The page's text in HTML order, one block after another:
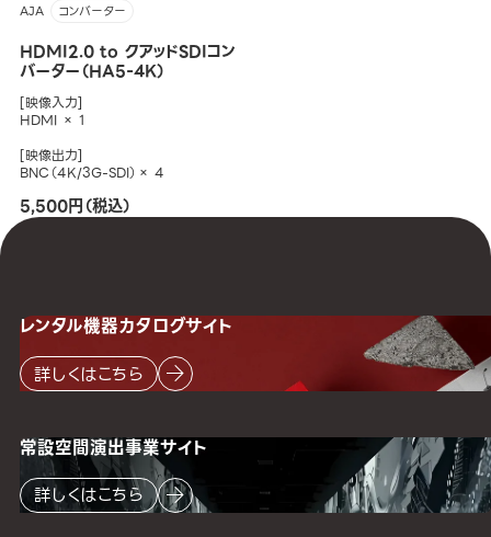
AJA コンバーター
HDMI2.0 to クアッドSDIコン
バーター（HA5-4K）
[映像入力]
HDMI × 1
[映像出力]
BNC（4K/3G-SDI）× 4
5,500円（税込）
レンタル機器カタログサイト
詳しくはこちら
常設空間演出事業サイト
詳しくはこちら